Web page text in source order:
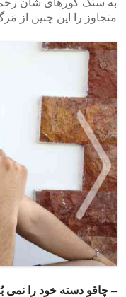
به سنگ گورهای شان رحم
متجاوز را این چنین از
– چاقو دسته خود را نمی
<